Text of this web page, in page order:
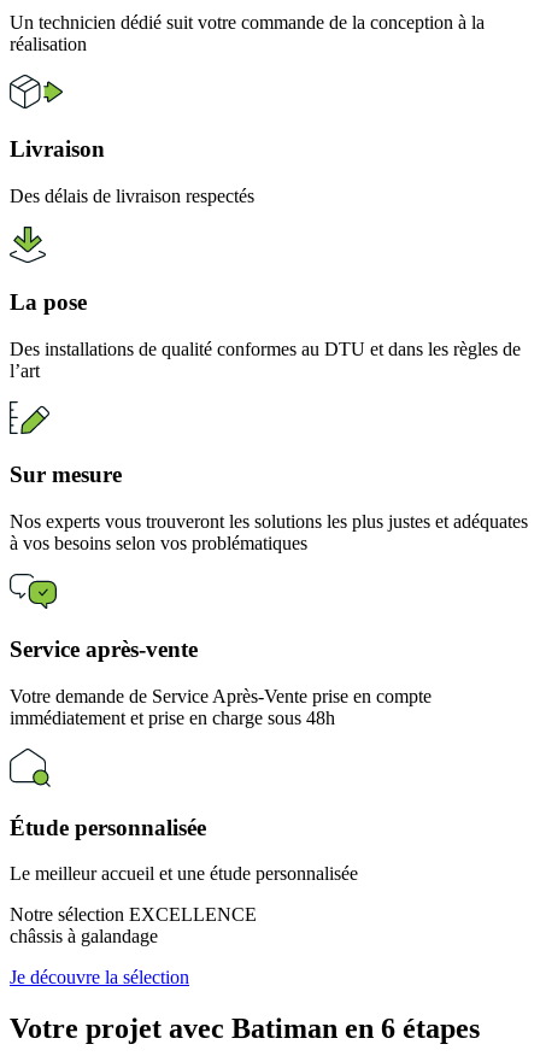
Un technicien dédié suit votre commande de la conception à la
réalisation
Livraison
Des délais de livraison respectés
La pose
Des installations de qualité conformes au DTU et dans les règles de
l’art
Sur mesure
Nos experts vous trouveront les solutions les plus justes et adéquates
à vos besoins selon vos problématiques
Service après-vente
Votre demande de Service Après-Vente prise en compte
immédiatement et prise en charge sous 48h
Étude personnalisée
Le meilleur accueil et une étude personnalisée
Notre sélection EXCELLENCE
châssis à galandage
Je découvre la sélection
Votre projet avec Batiman en 6 étapes